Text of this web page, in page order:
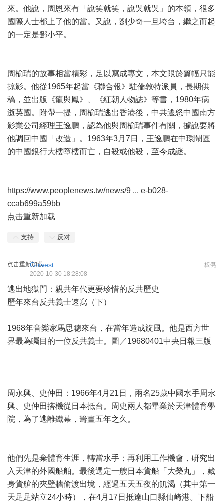
來。他說，周恩來有「說笑就笑，說哭就哭」的本領，很多
國際人士都上了他的當。又說，劉少奇一旦垮台，繼之而起
的一定是鄧小平。
周榆瑞的故事相當精彩，足以寫成專文，本文限於篇幅只能
掠影。他從1965年起當《聯合報》駐倫敦特派員，長期供
稿，並出版《龍與鳳》、《紅朝人物誌》等書，1980年病
逝英國。附帶一提，周榆瑞逃出香港後，中共遷怒中國南方
影業公司經理王逸鵬，認為他與周榆瑞事件有關，據說要將
他調回中國「改造」。1963年3月7日，王逸鵬在中環鬧區
的中國銀行大樓墮樓而亡，自殺或他殺，至今成謎。
https://www.peoplenews.tw/news/9 ... e-b028-
ccab699a59bb
点击重新加载
支持 反对
点击重新加载 板凳
Gowest
2020-10-30 18:28:08
逃出地獄門：親共年代更要珍惜的反共歷史
歷年來台反共義士速寫（下）
1968年音樂家馬思聰來台，在當年造成旋風。他是西方世
界最為矚目的一位反共義士。圖／19680401中央日報三版
周永興、史仲田：1966年4月21日，兩名25歲中國水手周永
興、史仲田搭機從日本抵台。周史兩人都畢業於天津體育學
院，為了逃離鐵幕，籌畫五年之久。
他們先是棄體育生涯，轉當水手；再利用工作機會，研究出
入天津的外國船舶。最後選定一艘日本貨船「大榮丸」，藏
身貨艙的夾壁牆偷渡出境，經過五天五夜的飢渴（其中第一
天足足站立24小時），在4月17日抵達山口縣仙崎港。下船